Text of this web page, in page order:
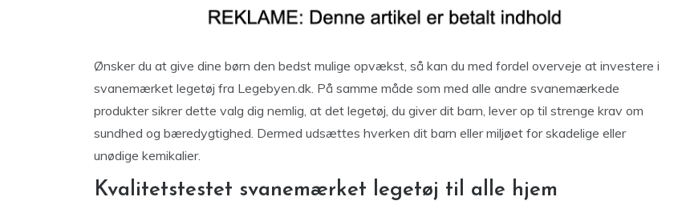
Ønsker du at give dine børn den bedst mulige opvækst, så kan du med fordel overveje at investere i
svanemærket legetøj fra Legebyen.dk. På samme måde som med alle andre svanemærkede
produkter sikrer dette valg dig nemlig, at det legetøj, du giver dit barn, lever op til strenge krav om
sundhed og bæredygtighed. Dermed udsættes hverken dit barn eller miljøet for skadelige eller
unødige kemikalier.
Kvalitetstestet svanemærket legetøj til alle hjem